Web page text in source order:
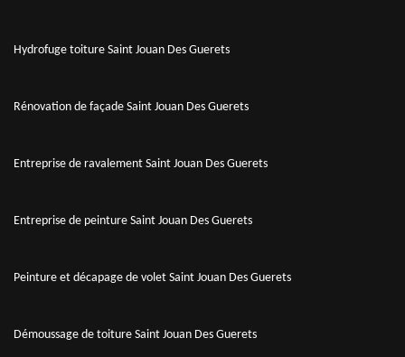
Hydrofuge toiture Saint Jouan Des Guerets
Rénovation de façade Saint Jouan Des Guerets
Entreprise de ravalement Saint Jouan Des Guerets
Entreprise de peinture Saint Jouan Des Guerets
Peinture et décapage de volet Saint Jouan Des Guerets
Démoussage de toiture Saint Jouan Des Guerets